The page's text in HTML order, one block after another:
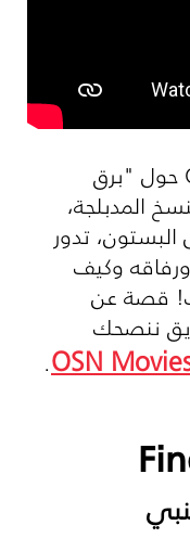
حول "برق
المدبلجة،
تدور
وكيف
قصة عن
ننصحك
OSN
.